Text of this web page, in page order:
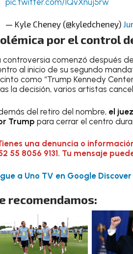
— Kyle Cheney (@kyledcheney)
por el control
controversia comenzó después
al inicio de su segundo
como “Trump Kennedy
la decisión, varios artistas
del retiro del nombre, el
Trump para cerrar el centro
una denuncia o
55 8056 9131. Tu mensaje
a Uno TV en Google
recomendamos: